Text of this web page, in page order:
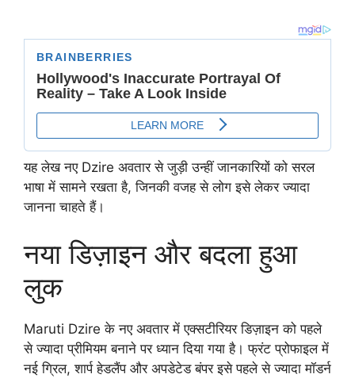
यह लेख नए Dzire अवतार से जुड़ी उन्हीं जानकारियों को सरल
भाषा में सामने रखता है, जिनकी वजह से लोग इसे लेकर ज्यादा
जानना चाहते हैं।
नया डिज़ाइन और बदला हुआ
लुक
Maruti Dzire के नए अवतार में एक्सटीरियर डिज़ाइन को पहले
से ज्यादा प्रीमियम बनाने पर ध्यान दिया गया है। फ्रंट प्रोफाइल में
नई ग्रिल, शार्प हेडलैंप और अपडेटेड बंपर इसे पहले से ज्यादा मॉडर्न